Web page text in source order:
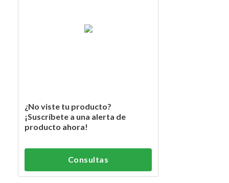
¿No viste tu producto?
¡Suscríbete a una alerta de
producto ahora!
Consultas